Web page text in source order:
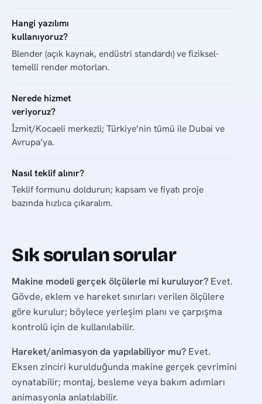
Hangi yazılımı
kullanıyoruz?
Blender (açık kaynak, endüstri standardı) ve fiziksel-
temelli render motorları.
Nerede hizmet
veriyoruz?
İzmit/Kocaeli merkezli; Türkiye’nin tümü ile Dubai ve
Avrupa’ya.
Nasıl teklif alınır?
Teklif formunu doldurun; kapsam ve fiyatı proje
bazında hızlıca çıkaralım.
Sık sorulan sorular
Makine modeli gerçek ölçülerle mi kuruluyor? Evet.
Gövde, eklem ve hareket sınırları verilen ölçülere
göre kurulur; böylece yerleşim planı ve çarpışma
kontrolü için de kullanılabilir.
Hareket/animasyon da yapılabiliyor mu? Evet.
Eksen zinciri kurulduğunda makine gerçek çevrimini
oynatabilir; montaj, besleme veya bakım adımları
animasyonla anlatılabilir.